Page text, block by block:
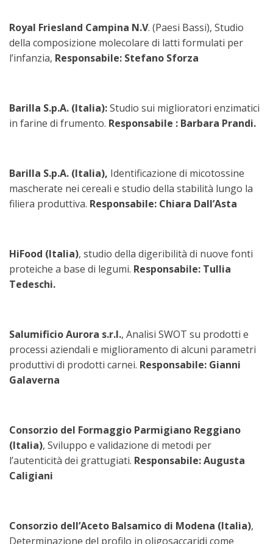
Royal Friesland Campina N.V. (Paesi Bassi), Studio
della composizione molecolare di latti formulati per
l’infanzia, Responsabile: Stefano Sforza
Barilla S.p.A. (Italia):Studio sui miglioratori enzimatici
in farine di frumento. Responsabile : Barbara Prandi.
Barilla S.p.A. (Italia), Identificazione di micotossine
mascherate nei cereali e studio della stabilità lungo la
filiera produttiva. Responsabile: Chiara Dall’Asta
HiFood (Italia), studio della digeribilità di nuove fonti
proteiche a base di legumi. Responsabile: Tullia
Tedeschi.
Salumificio Aurora s.r.l., Analisi SWOT su prodotti e
processi aziendali e miglioramento di alcuni parametri
produttivi di prodotti carnei. Responsabile: Gianni
Galaverna
Consorzio del Formaggio Parmigiano Reggiano
(Italia), Sviluppo e validazione di metodi per
l’autenticità dei grattugiati. Responsabile: Augusta
Caligiani
Consorzio dell’Aceto Balsamico di Modena (Italia),
Determinazione del profilo in oligosaccaridi come